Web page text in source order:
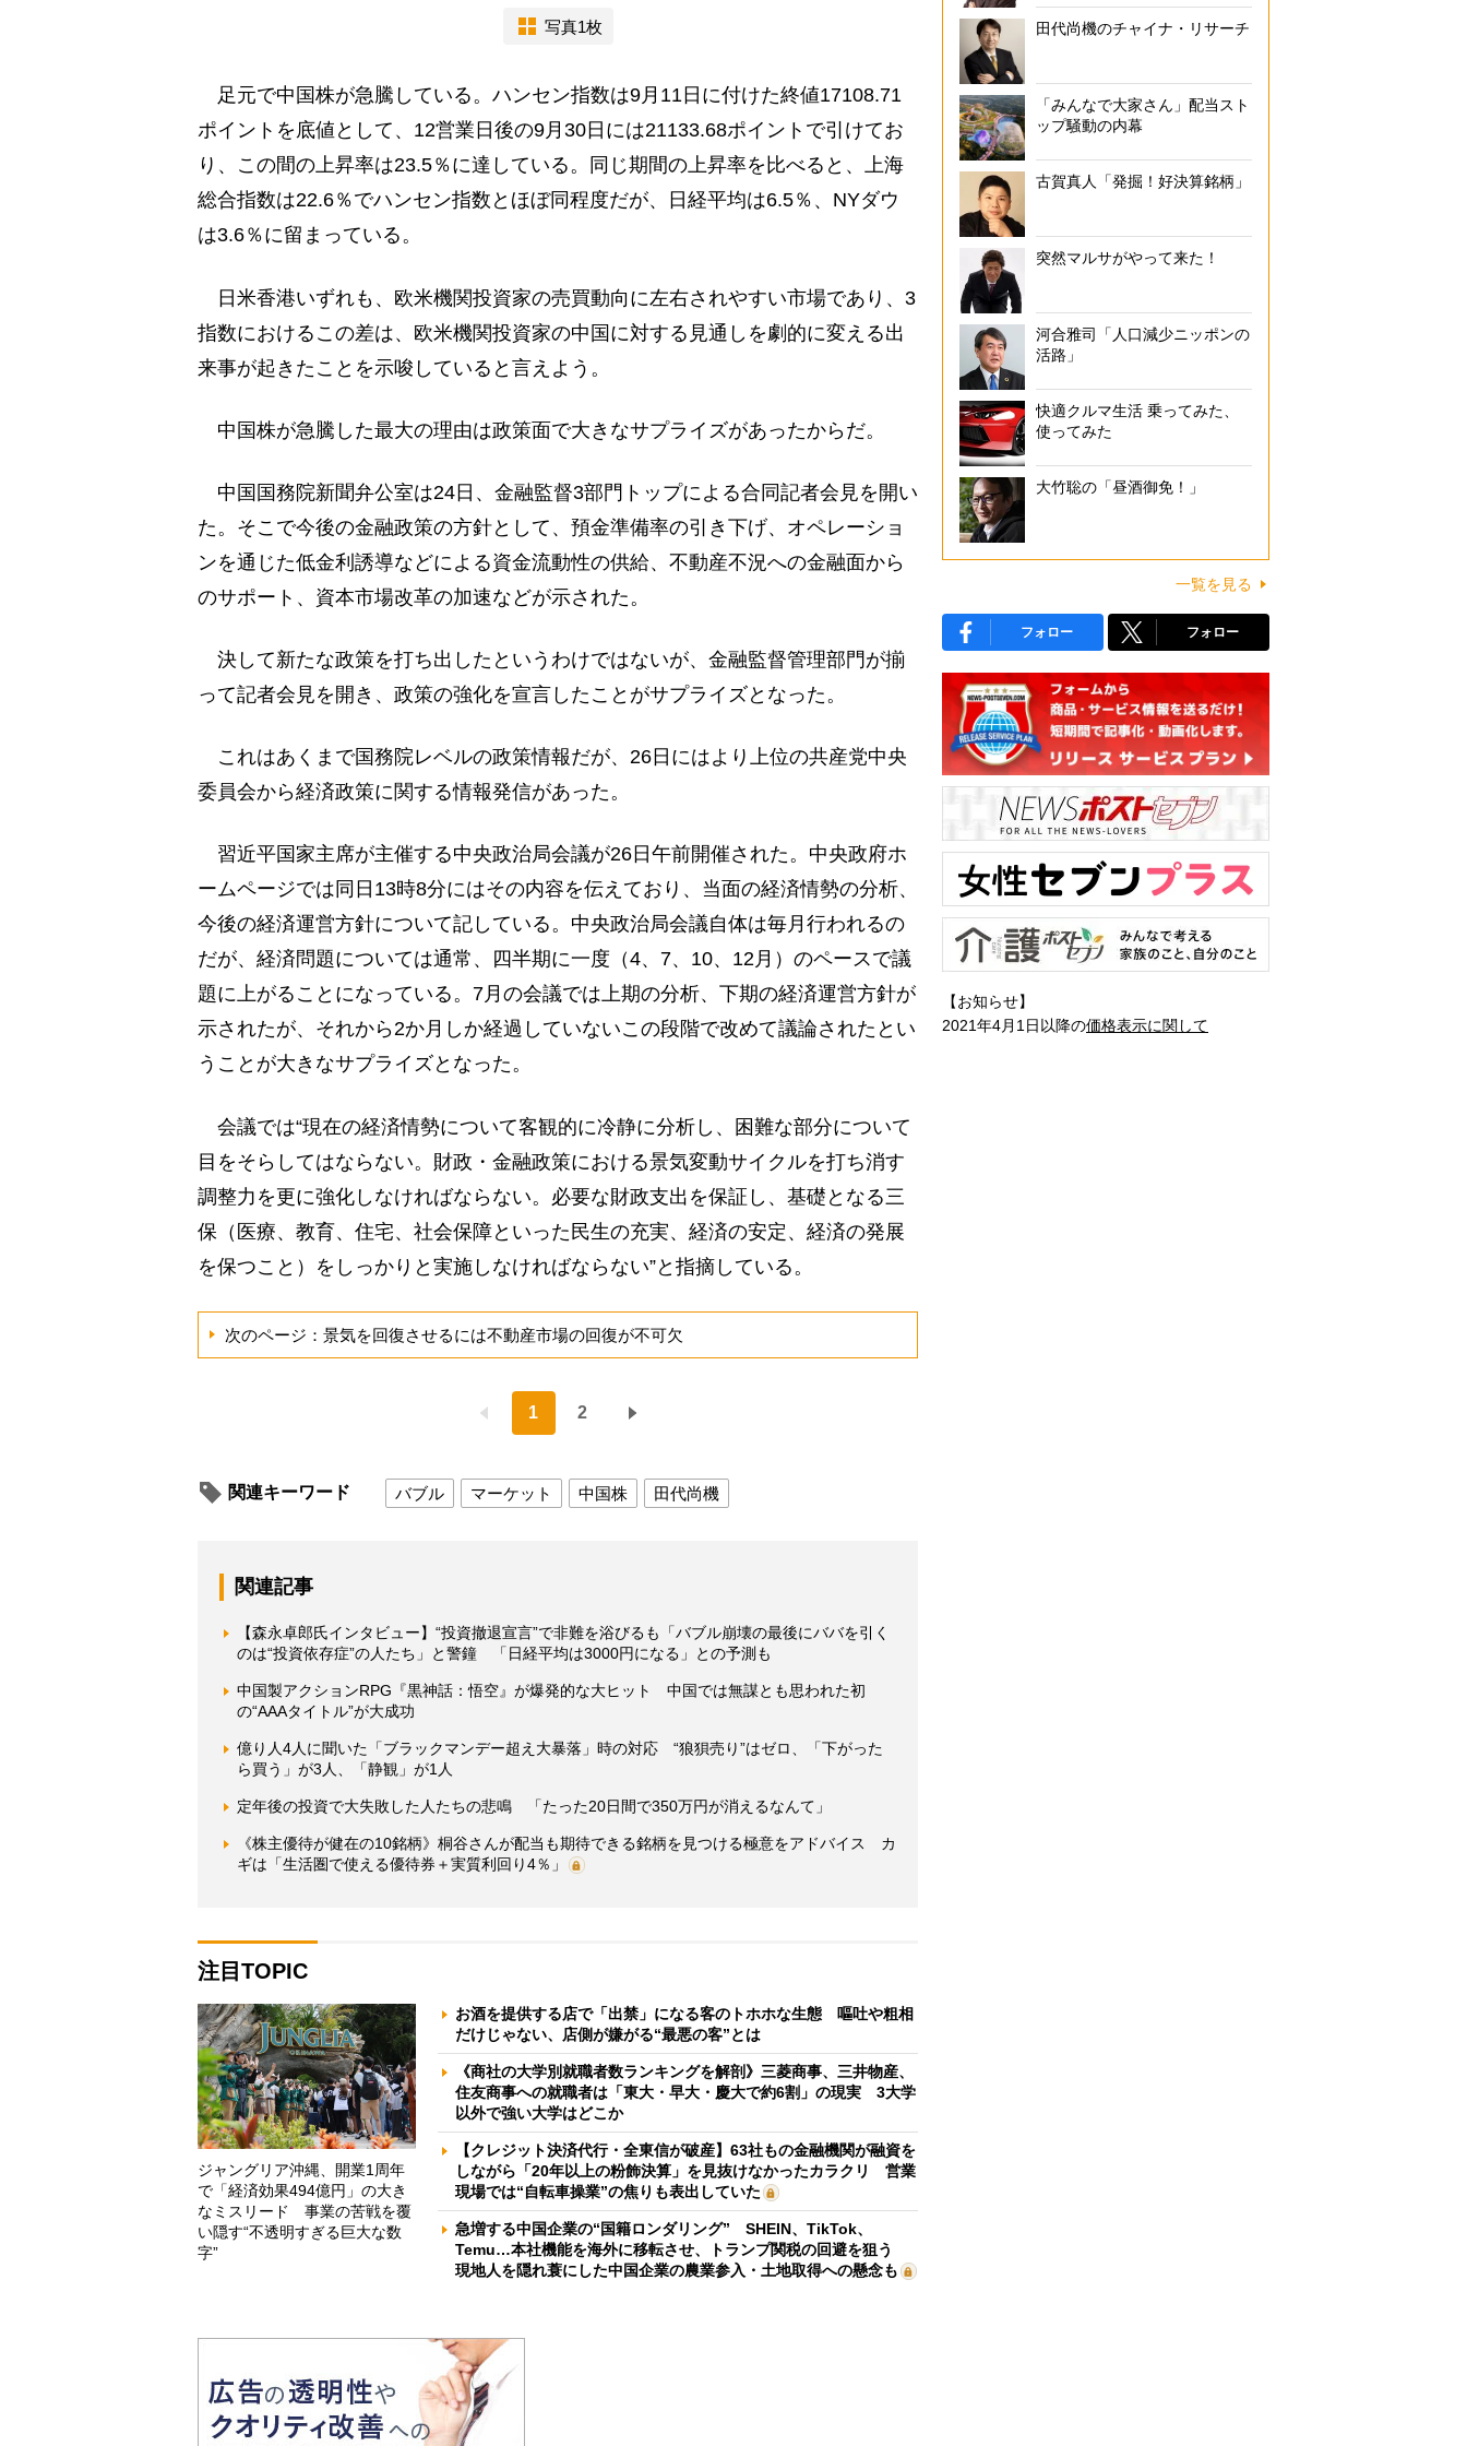
写真1枚
足元で中国株が急騰している。ハンセン指数は9月11日に付けた終値17108.71
ポイントを底値として、12営業日後の9月30日には21133.68ポイントで引けてお
り、この間の上昇率は23.5％に達している。同じ期間の上昇率を比べると、上海
総合指数は22.6％でハンセン指数とほぼ同程度だが、日経平均は6.5％、NYダウ
は3.6％に留まっている。
日米香港いずれも、欧米機関投資家の売買動向に左右されやすい市場であり、3
指数におけるこの差は、欧米機関投資家の中国に対する見通しを劇的に変える出
来事が起きたことを示唆していると言えよう。
中国株が急騰した最大の理由は政策面で大きなサプライズがあったからだ。
中国国務院新聞弁公室は24日、金融監督3部門トップによる合同記者会見を開い
た。そこで今後の金融政策の方針として、預金準備率の引き下げ、オペレーショ
ンを通じた低金利誘導などによる資金流動性の供給、不動産不況への金融面から
のサポート、資本市場改革の加速などが示された。
決して新たな政策を打ち出したというわけではないが、金融監督管理部門が揃
って記者会見を開き、政策の強化を宣言したことがサプライズとなった。
これはあくまで国務院レベルの政策情報だが、26日にはより上位の共産党中央
委員会から経済政策に関する情報発信があった。
習近平国家主席が主催する中央政治局会議が26日午前開催された。中央政府ホ
ームページでは同日13時8分にはその内容を伝えており、当面の経済情勢の分析、
今後の経済運営方針について記している。中央政治局会議自体は毎月行われるの
だが、経済問題については通常、四半期に一度（4、7、10、12月）のペースで議
題に上がることになっている。7月の会議では上期の分析、下期の経済運営方針が
示されたが、それから2か月しか経過していないこの段階で改めて議論されたとい
うことが大きなサプライズとなった。
会議では“現在の経済情勢について客観的に冷静に分析し、困難な部分について
目をそらしてはならない。財政・金融政策における景気変動サイクルを打ち消す
調整力を更に強化しなければならない。必要な財政支出を保証し、基礎となる三
保（医療、教育、住宅、社会保障といった民生の充実、経済の安定、経済の発展
を保つこと）をしっかりと実施しなければならない”と指摘している。
次のページ：景気を回復させるには不動産市場の回復が不可欠
1 2
関連キーワード バブル マーケット 中国株 田代尚機
関連記事
【森永卓郎氏インタビュー】“投資撤退宣言”で非難を浴びるも「バブル崩壊の最後にババを引く
のは“投資依存症”の人たち」と警鐘 「日経平均は3000円になる」との予測も
中国製アクションRPG『黒神話：悟空』が爆発的な大ヒット 中国では無謀とも思われた初
の“AAAタイトル”が大成功
億り人4人に聞いた「ブラックマンデー超え大暴落」時の対応 “狼狽売り”はゼロ、「下がった
ら買う」が3人、「静観」が1人
定年後の投資で大失敗した人たちの悲鳴 「たった20日間で350万円が消えるなんて」
《株主優待が健在の10銘柄》桐谷さんが配当も期待できる銘柄を見つける極意をアドバイス カ
ギは「生活圏で使える優待券＋実質利回り4％」
注目TOPIC
ジャングリア沖縄、開業1周年
で「経済効果494億円」の大き
なミスリード 事業の苦戦を覆
い隠す“不透明すぎる巨大な数
字”
お酒を提供する店で「出禁」になる客のトホホな生態 嘔吐や粗相
だけじゃない、店側が嫌がる“最悪の客”とは
《商社の大学別就職者数ランキングを解剖》三菱商事、三井物産、
住友商事への就職者は「東大・早大・慶大で約6割」の現実 3大学
以外で強い大学はどこか
【クレジット決済代行・全東信が破産】63社もの金融機関が融資を
しながら「20年以上の粉飾決算」を見抜けなかったカラクリ 営業
現場では“自転車操業”の焦りも表出していた
急増する中国企業の“国籍ロンダリング” SHEIN、TikTok、
Temu…本社機能を海外に移転させ、トランプ関税の回避を狙う
現地人を隠れ蓑にした中国企業の農業参入・土地取得への懸念も
田代尚機のチャイナ・リサーチ
「みんなで大家さん」配当スト
ップ騒動の内幕
古賀真人「発掘！好決算銘柄」
突然マルサがやって来た！
河合雅司「人口減少ニッポンの
活路」
快適クルマ生活 乗ってみた、
使ってみた
大竹聡の「昼酒御免！」
一覧を見る
フォロー フォロー
【お知らせ】
2021年4月1日以降の価格表示に関して